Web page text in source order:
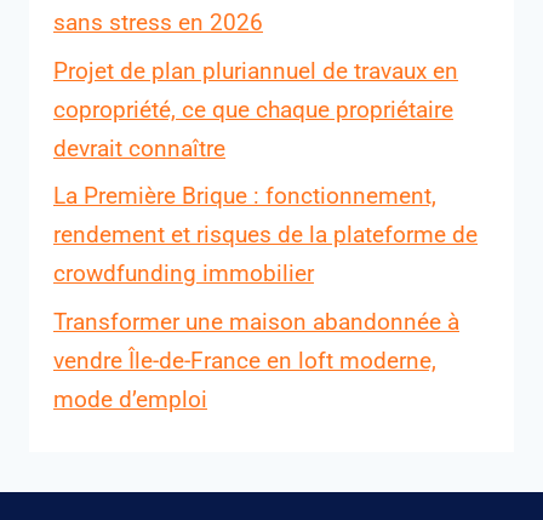
sans stress en 2026
Projet de plan pluriannuel de travaux en
copropriété, ce que chaque propriétaire
devrait connaître
La Première Brique : fonctionnement,
rendement et risques de la plateforme de
crowdfunding immobilier
Transformer une maison abandonnée à
vendre Île-de-France en loft moderne,
mode d’emploi